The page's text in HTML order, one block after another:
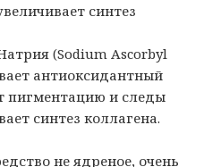
синтез
(Sodium Ascorbyl
антиоксидантный
пигментацию и следы
синтез коллагена.
не ядреное, очень